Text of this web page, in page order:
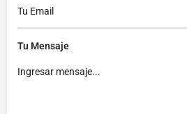
Tu Mensaje